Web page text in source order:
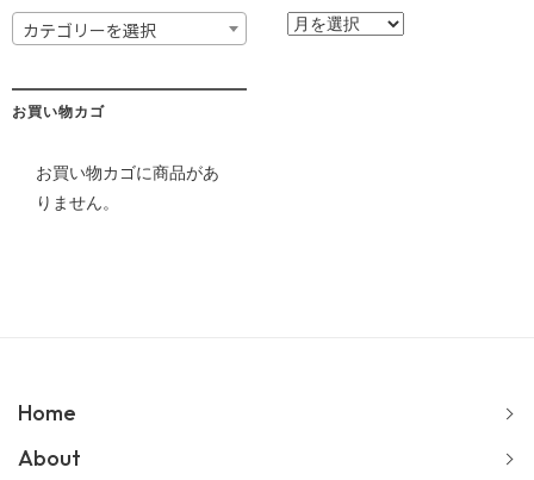
カテゴリーを選択
ア
お買い物カゴ
お買い物カゴに商品があ
りません。
Home
About